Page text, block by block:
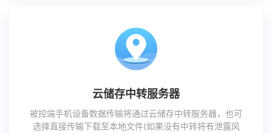
云储存中转服务器
被控端手机设备数据传输将通过云储存中转服务器，也可
选择直接传输下载至本地文件(如果没有中转将有泄露风